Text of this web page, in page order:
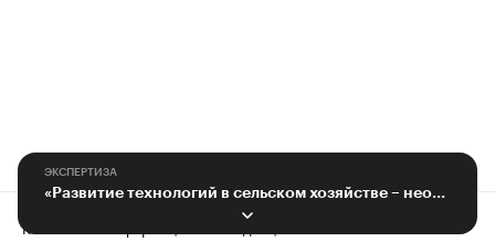
ЭКСПЕРТИЗА
«Развитие технологий в сельском хозяйстве – необходимость»
Контактная информация
Редакция